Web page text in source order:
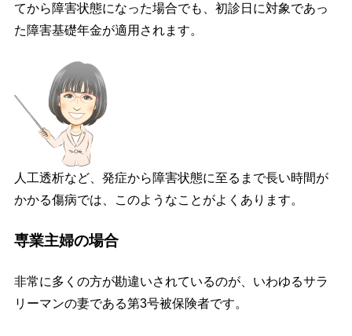
てから障害状態になった場合でも、初診日に対象であっ
た障害基礎年金が適用されます。
人工透析など、発症から障害状態に至るまで長い時間が
かかる傷病では、このようなことがよくあります。
専業主婦の場合
非常に多くの方が勘違いされているのが、いわゆるサラ
リーマンの妻である第3号被保険者です。